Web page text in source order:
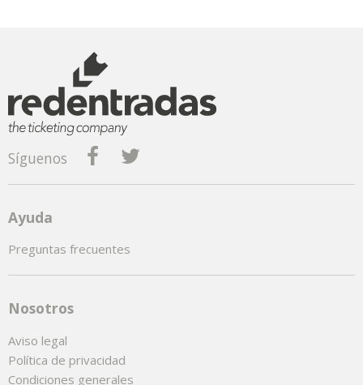
Síguenos
Ayuda
Preguntas frecuentes
Nosotros
Aviso legal
Política de privacidad
Condiciones generales